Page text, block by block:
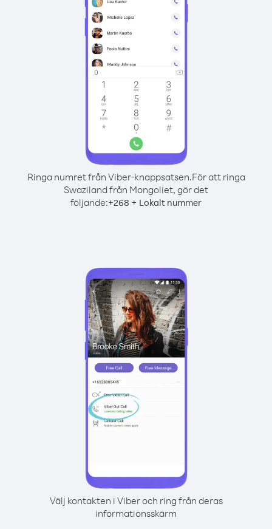
Ringa numret från Viber-knappsatsen.För att ringa
Swaziland från Mongoliet, gör det
följande:+268 + Lokalt nummer
Välj kontakten i Viber och ring från deras
informationsskärm